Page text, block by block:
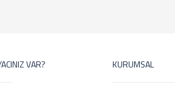
VAR? KURUMSAL